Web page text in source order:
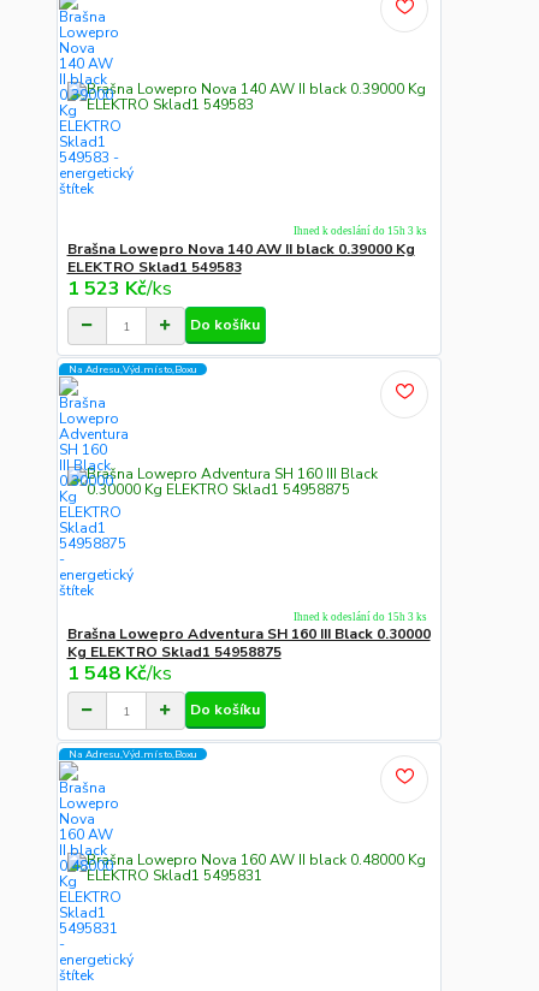
Brašna Lowepro Nova 140 AW II black 0.39000 Kg
ELEKTRO Sklad1 549583
1 523 Kč/ks
Ihned k odeslání do 15h 3 ks
Do košíku
Na Adresu,Výd.místo,Boxu
Brašna Lowepro Adventura SH 160 III Black 0.30000
Kg ELEKTRO Sklad1 54958875
1 548 Kč/ks
Ihned k odeslání do 15h 3 ks
Do košíku
Na Adresu,Výd.místo,Boxu